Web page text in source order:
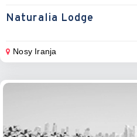
Naturalia Lodge
Nosy Iranja